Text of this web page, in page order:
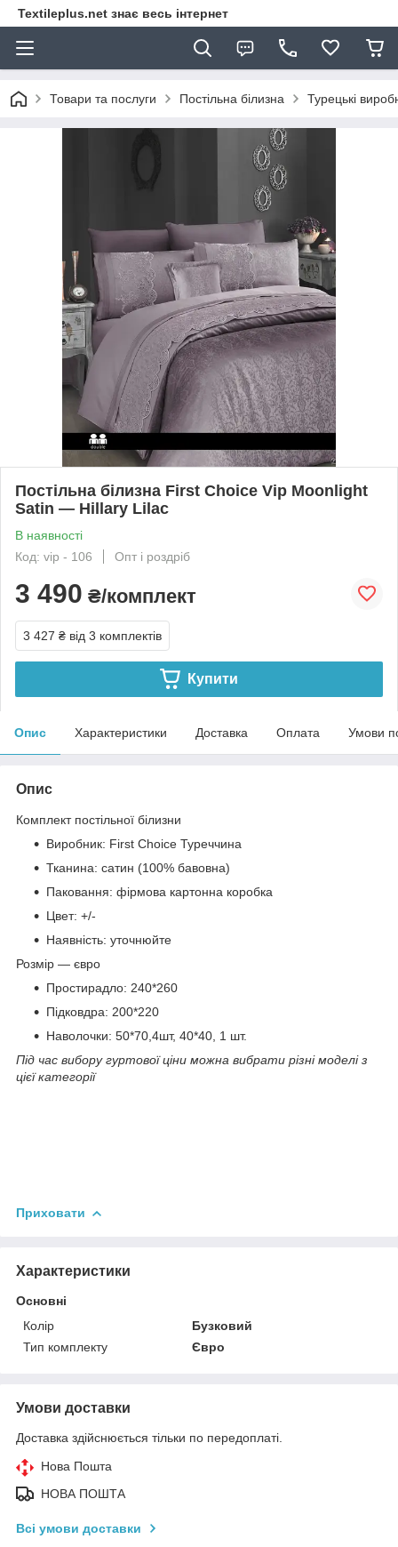
Textileplus.net знає весь інтернет
Товари та послуги Постільна білизна Турецькі
Постільна білизна First Choice Vip Moonlight
Satin — Hillary Lilac
В наявності
Код: vip - 106
Опт і роздріб
3 490 ₴/комплект
3 427 ₴ від 3 комплектів
Купити
Опис Характеристики Доставка Оплата Умови
Опис
Комплект постільної білизни
Виробник: First Choice Туреччина
Тканина: сатин (100% бавовна)
Паковання: фірмова картонна коробка
Цвет: +/-
Наявність: уточнюйте
Розмір — євро
Простирадло: 240*260
Підковдра: 200*220
Наволочки: 50*70,4шт, 40*40, 1 шт.
Під час вибору гуртової ціни можна вибрати різні моделі з
цієї категорії
Приховати
Характеристики
Основні
Колір
Бузковий
Тип комплекту
Євро
Умови доставки
Доставка здійснюється тільки по передоплаті.
Нова Пошта
НОВА ПОШТА
Всі умови доставки